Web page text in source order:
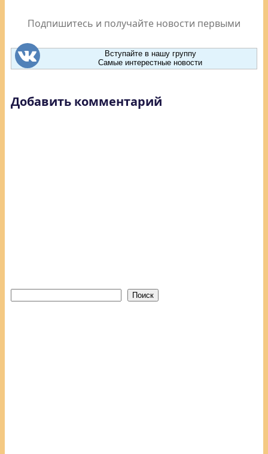
Подпишитесь и получайте новости первыми
Вступайте в нашу группу
Самые интерестные новости
Добавить комментарий
Поиск